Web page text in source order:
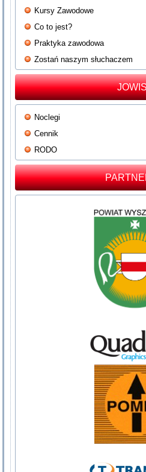
Kursy Zawodowe
Co to jest?
Praktyka zawodowa
Zostań naszym słuchaczem
Noclegi
Cennik
RODO